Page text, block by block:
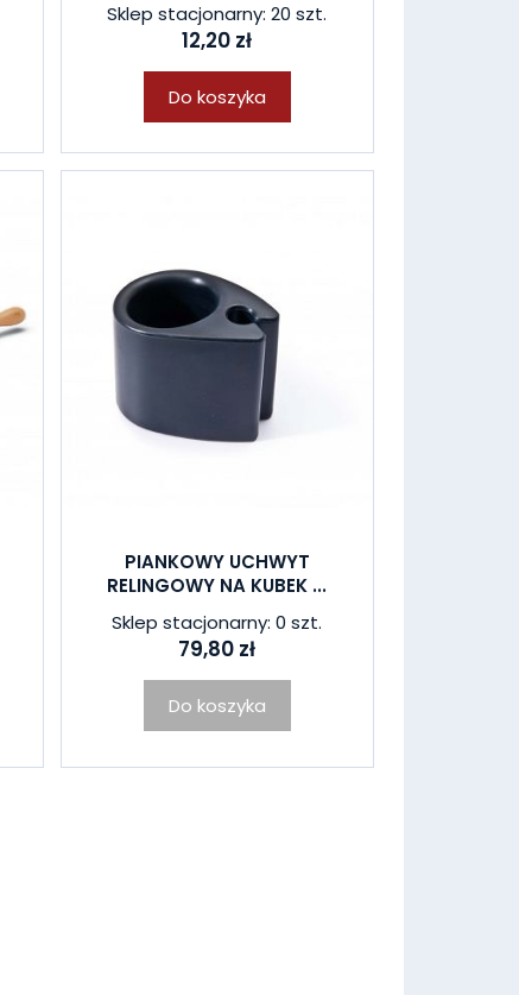
Sklep stacjonarny: 20 szt.
12,20 zł
Do koszyka
PIANKOWY UCHWYT
RELINGOWY NA KUBEK ...
Sklep stacjonarny: 0 szt.
79,80 zł
Do koszyka